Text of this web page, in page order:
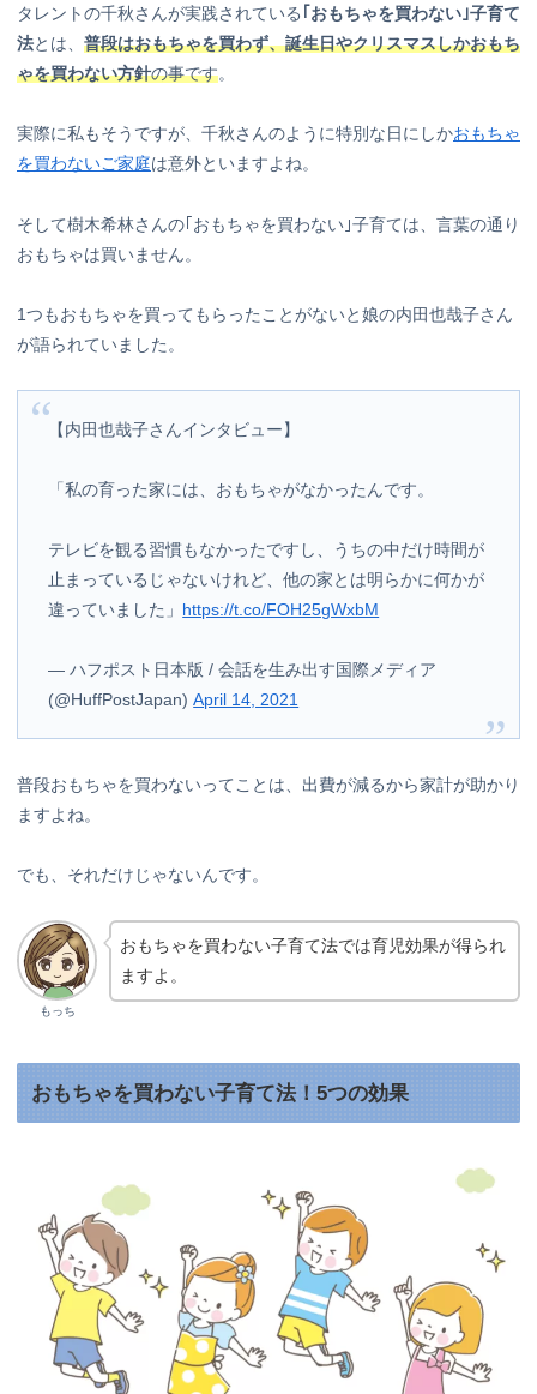
タレントの千秋さんが実践されている ｢おもちゃを買わない｣子育て
法とは、 普段はおもちゃを買わず、誕生日やクリスマスしかおもち
ゃを買わない方針の事です。
実際に私もそうですが、千秋さんのように特別な日にしかおもちゃ
を買わないご家庭は意外といますよね。
そして樹木希林さんの｢おもちゃを買わない｣子育ては、言葉の通り
おもちゃは買いません。
1つもおもちゃを買ってもらったことがないと娘の内田也哉子さん
が語られていました。
【内田也哉子さんインタビュー】
「私の育った家には、おもちゃがなかったんです。
テレビを観る習慣もなかったですし、うちの中だけ時間が
止まっているじゃないけれど、他の家とは明らかに何かが
違っていました」 https://t.co/FOH25gWxbM
— ハフポスト日本版 / 会話を生み出す国際メディア
(@HuffPostJapan)April 14, 2021
普段おもちゃを買わないってことは、出費が減るから家計が助かり
ますよね。
でも、それだけじゃないんです。
もっち
おもちゃを買わない子育て法では育児効果が得られ
ますよ。
おもちゃを買わない子育て法！5つの効果